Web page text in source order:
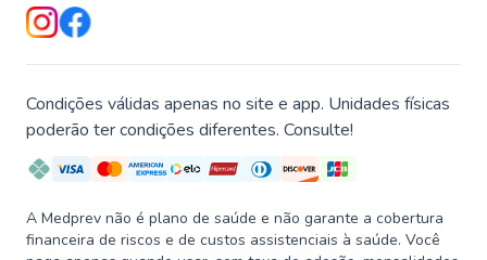
Condições válidas apenas no site e app. Unidades físicas
poderão ter condições diferentes. Consulte!
A Medprev não é plano de saúde e não garante a cobertura
financeira de riscos e de custos assistenciais à saúde. Você